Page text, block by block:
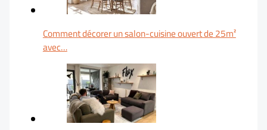
Comment décorer un salon-cuisine ouvert de 25m²
avec…